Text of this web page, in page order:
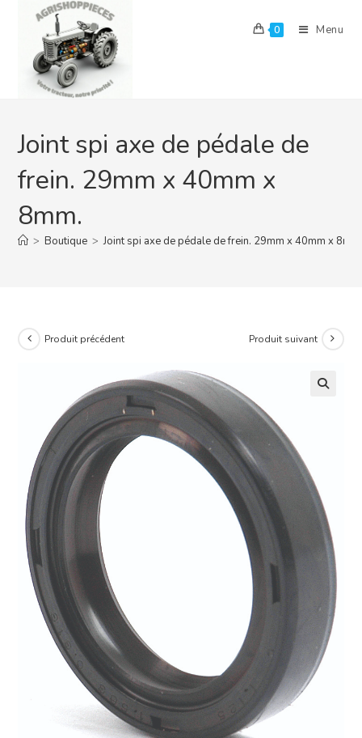
content
0 Menu
Joint spi axe de pédale de
frein. 29mm x 40mm x
8mm.
> Boutique > Joint spi axe de pédale de frein. 29mm x 40mm x
Produit précédent Produit suivant